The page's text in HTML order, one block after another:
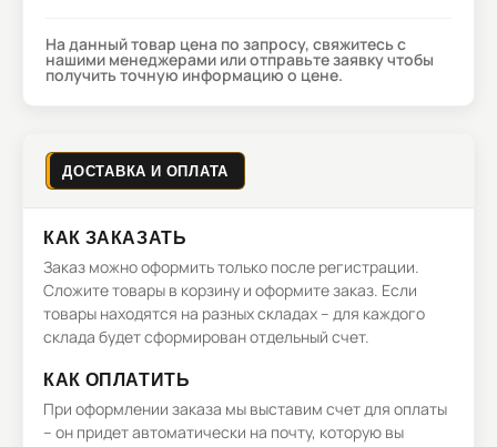
На данный товар цена по запросу, свяжитесь с
нашими менеджерами или отправьте заявку чтобы
получить точную информацию о цене.
ДОСТАВКА И ОПЛАТА
КАК ЗАКАЗАТЬ
Заказ можно оформить только после регистрации.
Сложите товары в корзину и оформите заказ. Если
товары находятся на разных складах – для каждого
склада будет сформирован отдельный счет.
КАК ОПЛАТИТЬ
При оформлении заказа мы выставим счет для оплаты
– он придет автоматически на почту, которую вы